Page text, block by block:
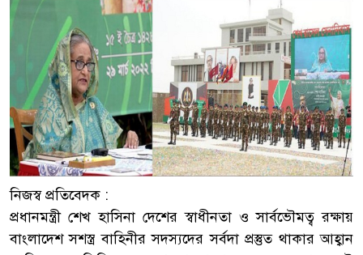
নিজস্ব প্রতিবেদক :
প্রধানমন্ত্রী শেখ হাসিনা দেশের স্বাধীনতা ও সার্বভৌমত্ব রক্ষায়
বাংলাদেশ সশস্ত্র বাহিনীর সদস্যদের সর্বদা প্রস্তুত থাকার আহ্বান